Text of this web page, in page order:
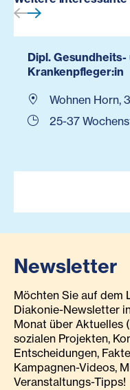
Dipl. Gesundheits-
Krankenpfleger:in
Wohnen Horn,
25-37
Newsletter
Möchten Sie auf dem
Diakonie-Newsletter
Monat über Aktuelles
sozialen Projekten,
Entscheidungen,
Kampagnen-Videos,
Veranstaltungs-Tipps!